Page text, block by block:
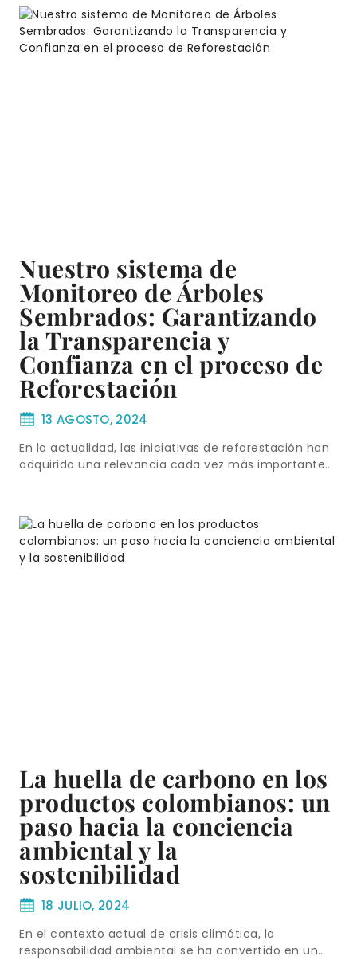
Nuestro sistema de
Monitoreo de Árboles
Sembrados: Garantizando
la Transparencia y
Confianza en el proceso de
Reforestación
13 AGOSTO, 2024
En la actualidad, las iniciativas de reforestación han
adquirido una relevancia cada vez más importante…
La huella de carbono en los
productos colombianos: un
paso hacia la conciencia
ambiental y la
sostenibilidad
18 JULIO, 2024
En el contexto actual de crisis climática, la
responsabilidad ambiental se ha convertido en un…